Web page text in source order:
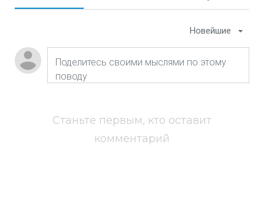
Новейшие
Станьте первым, кто оставит
комментарий